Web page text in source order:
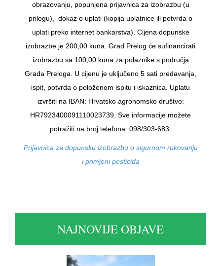
obrazovanju, popunjena prijavnica za izobrazbu (u
prilogu), dokaz o uplati (kopija uplatnice ili potvrda o
uplati preko internet bankarstva). Cijena dopunske
izobrazbe je 200,00 kuna. Grad Prelog će sufinancirati
izobrazbu sa 100,00 kuna za polaznike s područja
Grada Preloga. U cijenu je uključeno 5 sati predavanja,
ispit, potvrda o položenom ispitu i iskaznica. Uplatu
izvršiti na IBAN: Hrvatsko agronomsko društvo:
HR7923400091110023739. Sve informacije možete
potražiti na broj telefona: 098/303-683.
Prijavnica za dopunsku izobrazbu o sigurnom rukovanju
i primjeni pesticida
NAJNOVIJE OBJAVE